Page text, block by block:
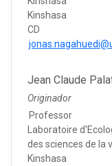
Kinshasa
CD
Jean Claude
Originador
Professor
Laboratoire
des sciences de la
Kinshasa